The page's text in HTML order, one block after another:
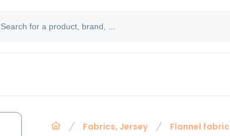
Fabrics, Jersey Flannel fabric